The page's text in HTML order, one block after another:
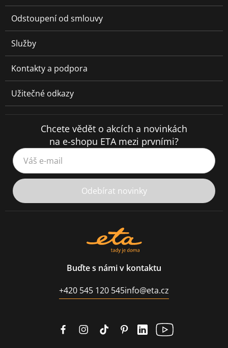
Odstoupení od smlouvy
Služby
Kontakty a podpora
Užitečné odkazy
Chcete vědět o akcích a novinkách
na e-shopu ETA mezi prvními?
Váš e-mail
Odebírat novinky
Buďte s námi v kontaktu
+420 545 120 545info@eta.cz